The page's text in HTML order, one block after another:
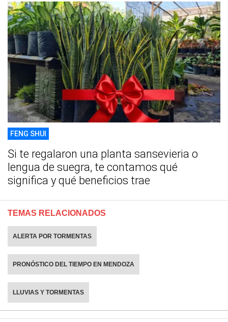
FENG SHUI
Si te regalaron una planta sansevieria o
lengua de suegra, te contamos qué
significa y qué beneficios trae
TEMAS RELACIONADOS
ALERTA POR TORMENTAS
PRONÓSTICO DEL TIEMPO EN MENDOZA
LLUVIAS Y TORMENTAS